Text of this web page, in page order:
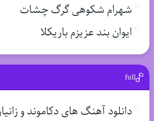
شهرام شکوهی گرگ چشات
ایوان بند عزیزم باریکلا
full
دانلود آهنگ های دکاموند و